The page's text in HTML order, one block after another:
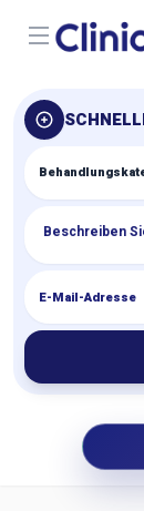
Open menu